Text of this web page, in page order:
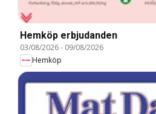
Hemköp erbjudanden
03/08/2026- 09/08/2026
Hemköp